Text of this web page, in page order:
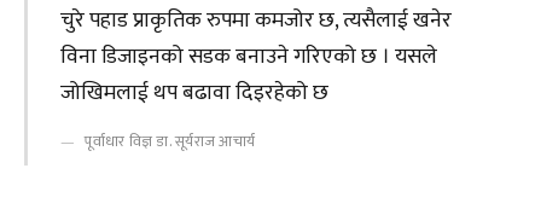
चुरे पहाड प्राकृतिक रुपमा कमजोर छ, त्यसैलाई खनेर
विना डिजाइनको सडक बनाउने गरिएको छ । यसले
जोखिमलाई थप बढावा दिइरहेको छ
पूर्वाधार विज्ञ डा. सूर्यराज आचार्य